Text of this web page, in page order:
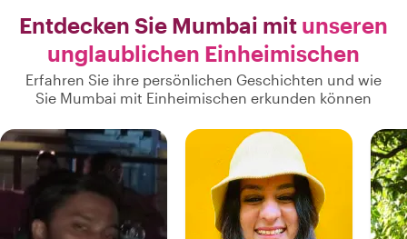
Entdecken Sie Mumbai mit unseren
unglaublichen Einheimischen
Erfahren Sie ihre persönlichen Geschichten und wie
Sie Mumbai mit Einheimischen erkunden können